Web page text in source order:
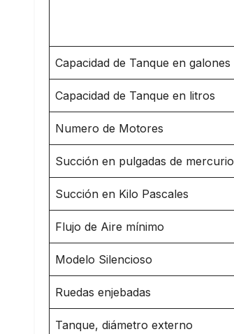
Capacidad de Tanque en galones
Capacidad de Tanque en litros
Numero de Motores
Succión en pulgadas de mercurio
Succión en Kilo Pascales
Flujo de Aire mínimo
Modelo Silencioso
Ruedas enjebadas
Tanque, diámetro externo